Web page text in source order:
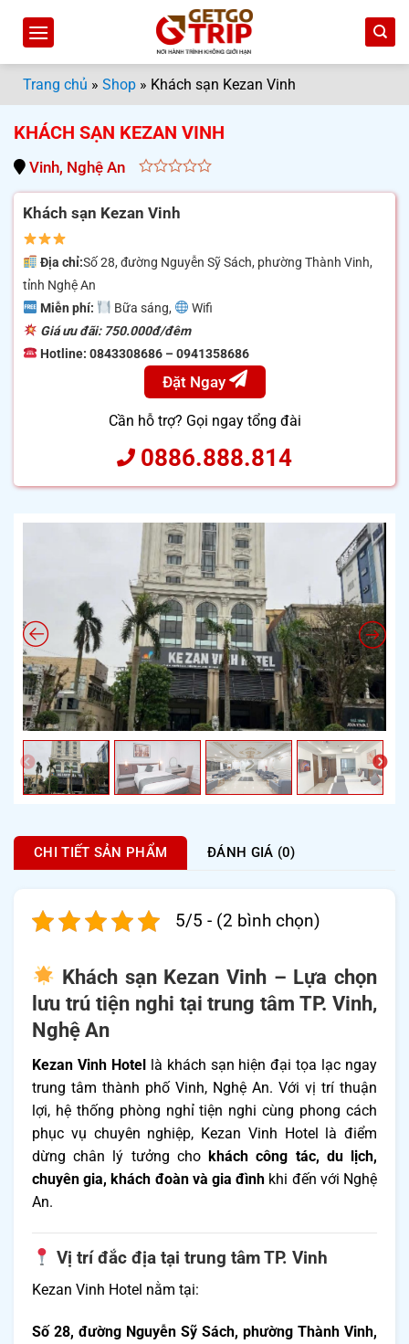
dungTrang chủ » Shop » Khách sạn Kezan Vinh
KHÁCH SẠN KEZAN VINH
Vinh, Nghệ An
0
of
Khách sạn Kezan Vinh
Địa chỉ:Số 28, đường Nguyễn Sỹ Sách, phường Thành Vinh,
tỉnh Nghệ An
Miễn phí:
Bữa sáng,
Wifi
Giá ưu đãi: 750.000đ/đêm
Hotline: 0843308686 – 0941358686
Đặt Ngay
Cần hỗ trợ? Gọi ngay tổng đài
0886.888.814
CHI TIẾT SẢN PHẨM ĐÁNH GIÁ (0)
5/5 - (2 bình chọn)
Khách sạn Kezan Vinh – Lựa chọn
lưu trú tiện nghi tại trung tâm TP. Vinh,
Nghệ An
Kezan Vinh Hotel
là khách sạn hiện đại tọa lạc ngay
trung tâm thành phố Vinh, Nghệ An. Với vị trí thuận
lợi, hệ thống phòng nghỉ tiện nghi cùng phong cách
phục vụ chuyên nghiệp, Kezan Vinh Hotel là điểm
dừng chân lý tưởng cho khách công tác, du lịch,
chuyên gia, khách đoàn và gia đình khi đến với Nghệ
An.
Vị trí đắc địa tại trung tâm TP. Vinh
Kezan Vinh Hotel nằm tại:
Số 28, đường Nguyễn Sỹ Sách, phường Thành Vinh,